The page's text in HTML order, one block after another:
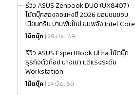
รีวิว ASUS Zenbook DUO (UX8407)
โน้ตบุ๊กสองจอแห่งปี 2026 ขอบชนขอบ
เนียนกริบ บานพับใหม่ ขุมพลัง Intel Core
Ultra (Series 3)
โน๊ตบุ๊ค | 29 มิ.ย. 69
รีวิว ASUS ExpertBook Ultra โน้ตบุ๊ก
ธุรกิจตัวท็อป บางเบา แต่แรงระดับ
Workstation
โน๊ตบุ๊ค | 24 มิ.ย. 69